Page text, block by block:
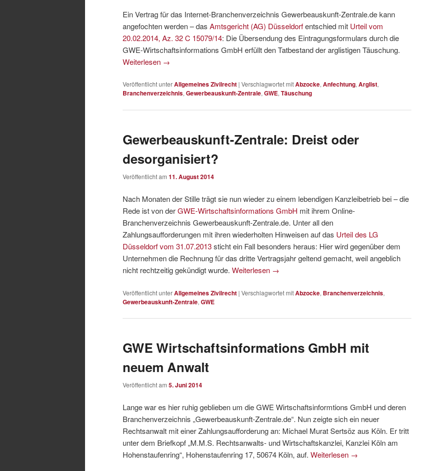
Ein Vertrag für das Internet-Branchenverzeichnis Gewerbeauskunft-Zentrale.de kann
angefochten werden – das Amtsgericht (AG) Düsseldorfentschied mit Urteil vom
20.02.2014, Az. 32 C 15079/14: Die Übersendung des Eintragungsformulars durch die
GWE-Wirtschaftsinformations GmbH erfüllt den Tatbestand der arglistigen Täuschung.
Weiterlesen →
Veröffentlicht unterAllgemeines Zivilrecht | Verschlagwortet mitAbzocke, Anfechtung, Arglist,
Branchenverzeichnis, Gewerbeauskunft-Zentrale, GWE, Täuschung
Gewerbeauskunft-Zentrale: Dreist oder
desorganisiert?
Veröffentlicht am 11. August 2014
Nach Monaten der Stille trägt sie nun wieder zu einem lebendigen Kanzleibetrieb bei – die
Rede ist von derGWE-Wirtschaftsinformations GmbH mit ihrem Online-
Branchenverzeichnis Gewerbeauskunft-Zentrale.de. Unter all den
Zahlungsaufforderungen mit ihren wiederholten Hinweisen auf das Urteil des LG
Düsseldorf vom 31.07.2013sticht ein Fall besonders heraus: Hier wird gegenüber dem
Unternehmen die Rechnung für das dritte Vertragsjahr geltend gemacht, weil angeblich
nicht rechtzeitig gekündigt wurde. Weiterlesen →
Veröffentlicht unterAllgemeines Zivilrecht | Verschlagwortet mitAbzocke, Branchenverzeichnis,
Gewerbeauskunft-Zentrale, GWE
GWE Wirtschaftsinformations GmbH mit
neuem Anwalt
Veröffentlicht am 5. Juni 2014
Lange war es hier ruhig geblieben um die GWE Wirtschaftsinformtions GmbH und deren
Branchenverzeichnis „Gewerbeauskunft-Zentrale.de“. Nun zeigte sich ein neuer
Rechtsanwalt mit einer Zahlungsaufforderung an: Michael Murat Sertsöz aus Köln. Er tritt
unter dem Briefkopf „M.M.S. Rechtsanwalts- und Wirtschaftskanzlei, Kanzlei Köln am
Hohenstaufenring“, Hohenstaufenring 17, 50674 Köln, auf. Weiterlesen →